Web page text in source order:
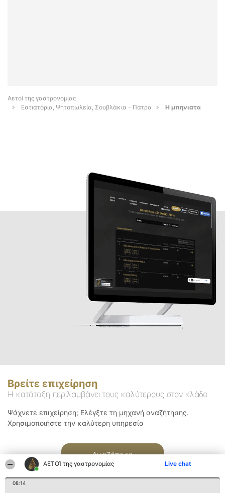
ΑΕΤΟΊ της γαστρονομίας Live chat
08:14
Αετοί της γαστρονομίας
Εστιατόρια, Ψητοπωλεία, Σουβλάκια - Πατρα
Η μπηνιατα
Βρείτε επιχείρηση
Η κατάταξη περιλαμβάνει τους καλύτερους στον κλάδο
Ψάχνετε επιχείρηση; Ελέγξτε τη μηχανή αναζήτησης.
Χρησιμοποιήστε την καλύτερη υπηρεσία
Αναζήτηση